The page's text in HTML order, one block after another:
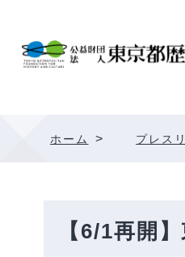
ホーム > プレス
【6/1再開